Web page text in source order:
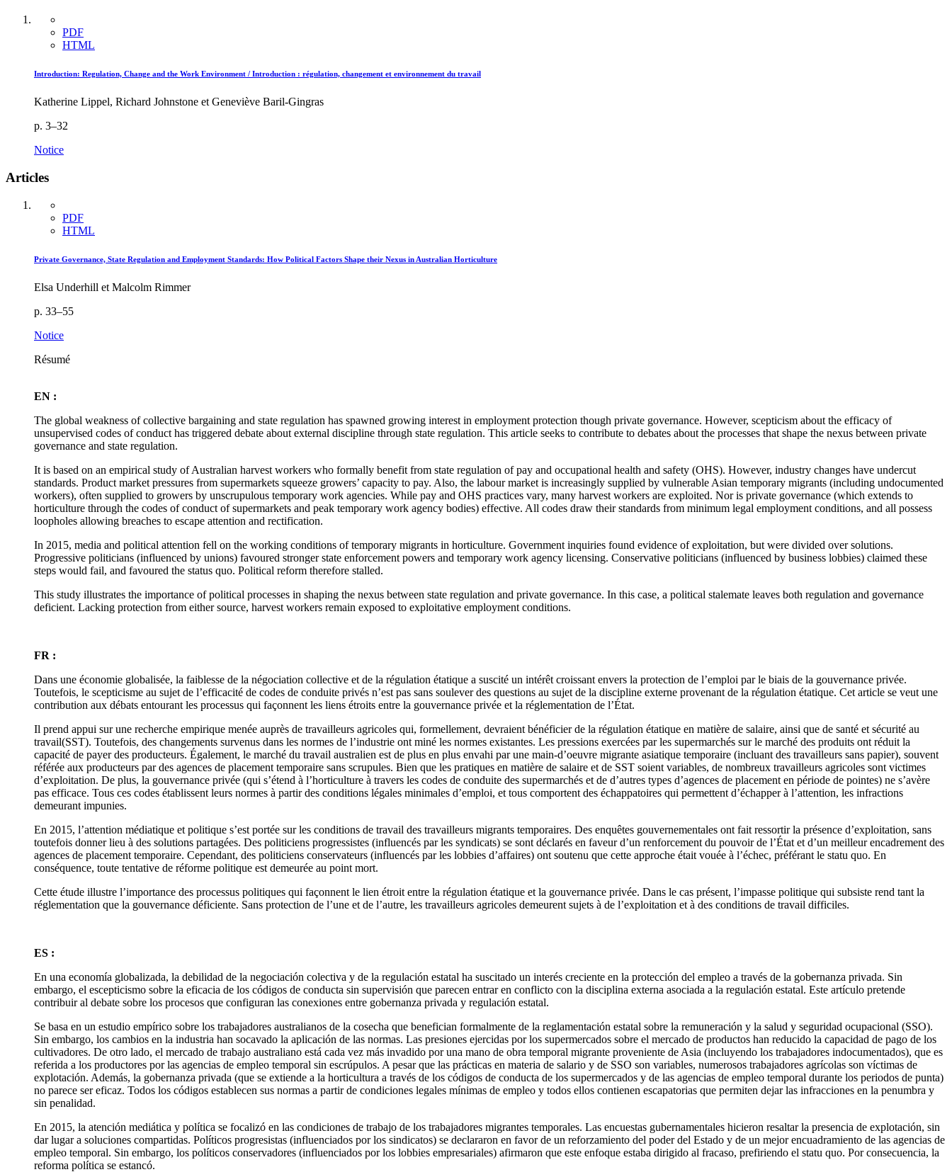
PDF
HTML
Introduction: Regulation, Change and the Work Environment / Introduction : régulation, changement et environnement du travail
Katherine Lippel, Richard Johnstone et Geneviève Baril-Gingras
p. 3–32
Notice
Articles
PDF
HTML
Private Governance, State Regulation and Employment Standards: How Political Factors Shape their Nexus in Australian Horticulture
Elsa Underhill et Malcolm Rimmer
p. 33–55
Notice
Résumé
EN :
The global weakness of collective bargaining and state regulation has spawned growing interest in employment protection though private governance. However, scepticism about the efficacy of
unsupervised codes of conduct has triggered debate about external discipline through state regulation. This article seeks to contribute to debates about the processes that shape the nexus between private
governance and state regulation.
It is based on an empirical study of Australian harvest workers who formally benefit from state regulation of pay and occupational health and safety (OHS). However, industry changes have undercut
standards. Product market pressures from supermarkets squeeze growers’ capacity to pay. Also, the labour market is increasingly supplied by vulnerable Asian temporary migrants (including undocumented
workers), often supplied to growers by unscrupulous temporary work agencies. While pay and OHS practices vary, many harvest workers are exploited. Nor is private governance (which extends to
horticulture through the codes of conduct of supermarkets and peak temporary work agency bodies) effective. All codes draw their standards from minimum legal employment conditions, and all possess
loopholes allowing breaches to escape attention and rectification.
In 2015, media and political attention fell on the working conditions of temporary migrants in horticulture. Government inquiries found evidence of exploitation, but were divided over solutions.
Progressive politicians (influenced by unions) favoured stronger state enforcement powers and temporary work agency licensing. Conservative politicians (influenced by business lobbies) claimed these
steps would fail, and favoured the status quo. Political reform therefore stalled.
This study illustrates the importance of political processes in shaping the nexus between state regulation and private governance. In this case, a political stalemate leaves both regulation and governance
deficient. Lacking protection from either source, harvest workers remain exposed to exploitative employment conditions.
FR :
Dans une économie globalisée, la faiblesse de la négociation collective et de la régulation étatique a suscité un intérêt croissant envers la protection de l’emploi par le biais de la gouvernance privée.
Toutefois, le scepticisme au sujet de l’efficacité de codes de conduite privés n’est pas sans soulever des questions au sujet de la discipline externe provenant de la régulation étatique. Cet article se veut une
contribution aux débats entourant les processus qui façonnent les liens étroits entre la gouvernance privée et la réglementation de l’État.
Il prend appui sur une recherche empirique menée auprès de travailleurs agricoles qui, formellement, devraient bénéficier de la régulation étatique en matière de salaire, ainsi que de santé et sécurité au
travail(SST). Toutefois, des changements survenus dans les normes de l’industrie ont miné les normes existantes. Les pressions exercées par les supermarchés sur le marché des produits ont réduit la
capacité de payer des producteurs. Également, le marché du travail australien est de plus en plus envahi par une main-d’oeuvre migrante asiatique temporaire (incluant des travailleurs sans papier), souvent
référée aux producteurs par des agences de placement temporaire sans scrupules. Bien que les pratiques en matière de salaire et de SST soient variables, de nombreux travailleurs agricoles sont victimes
d’exploitation. De plus, la gouvernance privée (qui s’étend à l’horticulture à travers les codes de conduite des supermarchés et de d’autres types d’agences de placement en période de pointes) ne s’avère
pas efficace. Tous ces codes établissent leurs normes à partir des conditions légales minimales d’emploi, et tous comportent des échappatoires qui permettent d’échapper à l’attention, les infractions
demeurant impunies.
En 2015, l’attention médiatique et politique s’est portée sur les conditions de travail des travailleurs migrants temporaires. Des enquêtes gouvernementales ont fait ressortir la présence d’exploitation, sans
toutefois donner lieu à des solutions partagées. Des politiciens progressistes (influencés par les syndicats) se sont déclarés en faveur d’un renforcement du pouvoir de l’État et d’un meilleur encadrement des
agences de placement temporaire. Cependant, des politiciens conservateurs (influencés par les lobbies d’affaires) ont soutenu que cette approche était vouée à l’échec, préférant le statu quo. En
conséquence, toute tentative de réforme politique est demeurée au point mort.
Cette étude illustre l’importance des processus politiques qui façonnent le lien étroit entre la régulation étatique et la gouvernance privée. Dans le cas présent, l’impasse politique qui subsiste rend tant la
réglementation que la gouvernance déficiente. Sans protection de l’une et de l’autre, les travailleurs agricoles demeurent sujets à de l’exploitation et à des conditions de travail difficiles.
ES :
En una economía globalizada, la debilidad de la negociación colectiva y de la regulación estatal ha suscitado un interés creciente en la protección del empleo a través de la gobernanza privada. Sin
embargo, el escepticismo sobre la eficacia de los códigos de conducta sin supervisión que parecen entrar en conflicto con la disciplina externa asociada a la regulación estatal. Este artículo pretende
contribuir al debate sobre los procesos que configuran las conexiones entre gobernanza privada y regulación estatal.
Se basa en un estudio empírico sobre los trabajadores australianos de la cosecha que benefician formalmente de la reglamentación estatal sobre la remuneración y la salud y seguridad ocupacional (SSO).
Sin embargo, los cambios en la industria han socavado la aplicación de las normas. Las presiones ejercidas por los supermercados sobre el mercado de productos han reducido la capacidad de pago de los
cultivadores. De otro lado, el mercado de trabajo australiano está cada vez más invadido por una mano de obra temporal migrante proveniente de Asia (incluyendo los trabajadores indocumentados), que es
referida a los productores por las agencias de empleo temporal sin escrúpulos. A pesar que las prácticas en materia de salario y de SSO son variables, numerosos trabajadores agrícolas son víctimas de
explotación. Además, la gobernanza privada (que se extiende a la horticultura a través de los códigos de conducta de los supermercados y de las agencias de empleo temporal durante los periodos de punta)
no parece ser eficaz. Todos los códigos establecen sus normas a partir de condiciones legales mínimas de empleo y todos ellos contienen escapatorias que permiten dejar las infracciones en la penumbra y
sin penalidad.
En 2015, la atención mediática y política se focalizó en las condiciones de trabajo de los trabajadores migrantes temporales. Las encuestas gubernamentales hicieron resaltar la presencia de explotación, sin
dar lugar a soluciones compartidas. Políticos progresistas (influenciados por los sindicatos) se declararon en favor de un reforzamiento del poder del Estado y de un mejor encuadramiento de las agencias de
empleo temporal. Sin embargo, los políticos conservadores (influenciados por los lobbies empresariales) afirmaron que este enfoque estaba dirigido al fracaso, prefiriendo el statu quo. Por consecuencia, la
reforma política se estancó.